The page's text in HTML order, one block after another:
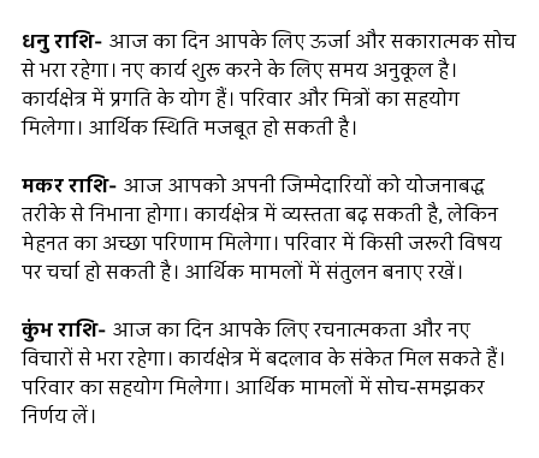
धनु राशि- आज का दिन आपके लिए ऊर्जा और सकारात्मक सोच
से भरा रहेगा। नए कार्य शुरू करने के लिए समय अनुकूल है।
कार्यक्षेत्र में प्रगति के योग हैं। परिवार और मित्रों का सहयोग
मिलेगा। आर्थिक स्थिति मजबूत हो सकती है।
मकर राशि- आज आपको अपनी जिम्मेदारियों को योजनाबद्ध
तरीके से निभाना होगा। कार्यक्षेत्र में व्यस्तता बढ़ सकती है, लेकिन
मेहनत का अच्छा परिणाम मिलेगा। परिवार में किसी जरूरी विषय
पर चर्चा हो सकती है। आर्थिक मामलों में संतुलन बनाए रखें।
कुंभ राशि- आज का दिन आपके लिए रचनात्मकता और नए
विचारों से भरा रहेगा। कार्यक्षेत्र में बदलाव के संकेत मिल सकते हैं।
परिवार का सहयोग मिलेगा। आर्थिक मामलों में सोच-समझकर
निर्णय लें।